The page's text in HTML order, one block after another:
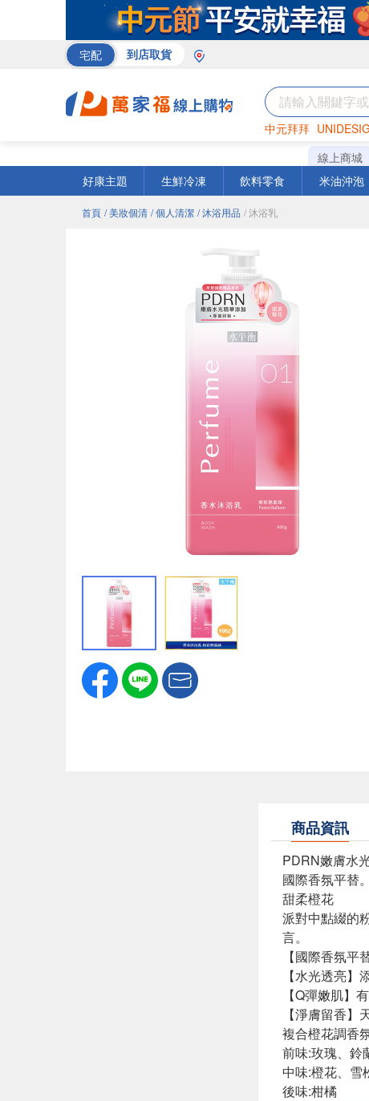
宅配 到店取貨
中元拜拜
巧克力 衛生紙
線上商城
好康主題
生鮮冷凍 飲料零食 米油沖泡
首頁 / 美妝個清 / 個人清潔 / 沐浴用品 / 沐浴乳
商品資訊
PDRN嫩膚水
國際香氛平替
甜柔橙花
派對中點綴的
言。
【國際香氛平
【水光透亮
【Q彈嫩肌】
【淨膚留香
複合橙花調香
前味:玫瑰、鈴
中味:橙花、雪
後味:柑橘